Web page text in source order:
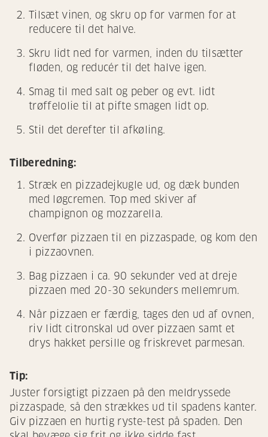
Tilsæt vinen, og skru op for varmen for at
reducere til det halve.
Skru lidt ned for varmen, inden du tilsætter
fløden, og reducér til det halve igen.
Smag til med salt og peber og evt. lidt
trøffelolie til at pifte smagen lidt op.
Stil det derefter til afkøling.
Tilberedning:
Stræk en pizzadejkugle ud, og dæk bunden
med løgcremen. Top med skiver af
champignon og mozzarella.
Overfør pizzaen til en pizzaspade, og kom den
i pizzaovnen.
Bag pizzaen i ca. 90 sekunder ved at dreje
pizzaen med 20-30 sekunders mellemrum.
Når pizzaen er færdig, tages den ud af ovnen,
riv lidt citronskal ud over pizzaen samt et
drys hakket persille og friskrevet parmesan.
Tip:
Juster forsigtigt pizzaen på den meldryssede
pizzaspade, så den strækkes ud til spadens kanter.
Giv pizzaen en hurtig ryste-test på spaden. Den